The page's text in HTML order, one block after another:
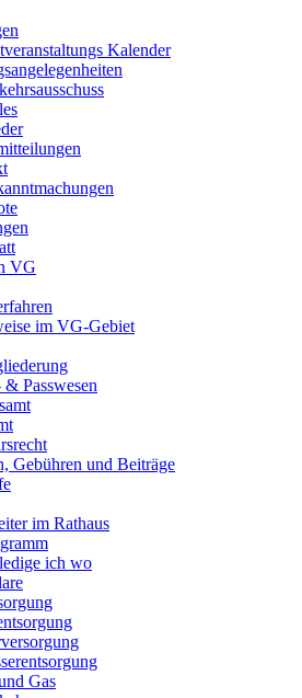
Kalender
VG
im VG-Gebiet
Passwesen
Gebühren und Beiträge
im Rathaus
ich wo
Gas